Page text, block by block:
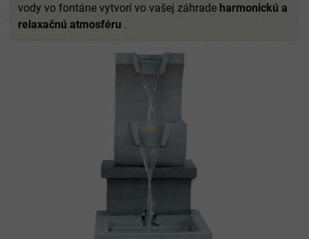
vody vo fontáne vytvorí vo vašej záhrade harmonickú a
relaxačnú atmosféru .